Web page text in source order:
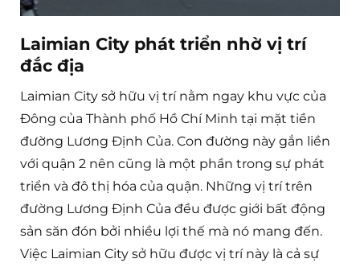
Laimian City phát triển nhờ vị trí
đắc địa
Laimian City sở hữu vị trí nằm ngay khu vực của
Đông của Thành phố Hồ Chí Minh tại mặt tiền
đường Lương Định Của. Con đường này gắn liền
với quận 2 nên cũng là một phần trong sự phát
triển và đô thị hóa của quận. Những vị trí trên
đường Lương Định Của đều được giới bất động
sản săn đón bởi nhiều lợi thế mà nó mang đến.
Việc Laimian City sở hữu được vị trí này là cả sự